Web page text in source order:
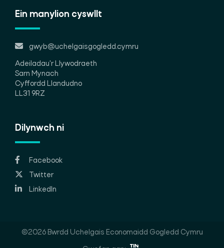
Ein manylion cyswllt
gwyb@uchelgaisgogledd.cymru
Adeiladau'r Llywodraeth
Sarn Mynach
Cyffordd Llandudno
LL31 9RZ
Dilynwch ni
Facebook
Twitter
LinkedIn
©2026 Bwrdd Uchelgais Economaidd Gogledd Cymru